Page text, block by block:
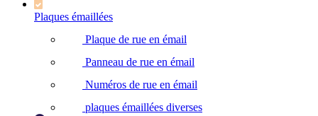
Plaques émaillées
Plaque de rue en émail
Panneau de rue en émail
Numéros de rue en émail
plaques émaillées diverses